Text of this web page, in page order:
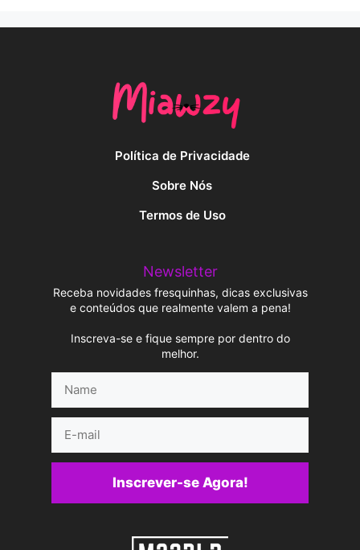
Política de Privacidade
Sobre Nós
Termos de Uso
Newsletter
Receba novidades fresquinhas, dicas exclusivas
e conteúdos que realmente valem a pena!
Inscreva-se e fique sempre por dentro do
melhor.
mail
Inscrever-se Agora!